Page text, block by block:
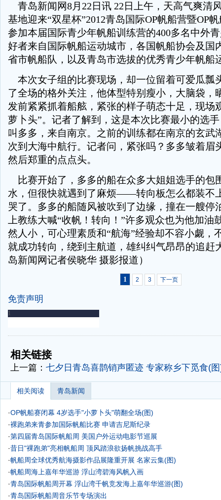
青岛新闻网8月22日讯 22日上午，天高气爽清
基地迎来“双星杯”2012青岛国际OP帆船营暨OP
参加本届国际青少年帆船训练营的400多名中外
好者来自国际帆船运动城市，各国帆船协会及国
省市帆船队，以及青岛市选拔的优秀青少年帆船
本次女子组的比赛现场，却一位留着可爱瓜瓢
了全场的格外关注，他体型特别瘦小，大脑袋，
发前紧紧抓着船舷，紧张的样子萌态十足，现场
萝卜头”。记者了解到，这是本次比赛最小的选
叫多多，来自南京。之前的训练都在南京的玄武
次到大海中航行。记者问，紧张吗？多多皱着眉
然后郑重的点点头。
比赛开始了，多多的船在众多大姐姐选手的包
水，但很快就遇到了麻烦——转向板怎么都装不
哭了。多多的船随风被吹到了边缘，撞在一艘停
上教练大喊“收帆！转向！”许多观众也为他加油
然人小，可心理素质和“航海”经验却不容小觑，
就成功转向，绕到主航道，雄纠纠气昂昂的追赶
岛新闻网记者侯晓华 摄影报道）
1 2 3 下一页
免责声明
-
相关链接
上一篇： 七夕日青岛喜鹊销声匿迹 专家称乡下觅食(
相关阅读 青岛新闻
·OP帆船赛闭幕 4岁选手"小萝卜头"萌翻全场(图)
·裸跑弟来青参加国际帆船比赛 申请吉尼斯纪录
·第四届青岛国际帆船周 美国户外运动电影节巡展
·昔日"裸跑弟"亮相帆船周 顶风踏浪欲扬帆挑战高手
·帆船周全球优秀航海摄影作品展隆重开展 名家云集(图)
·帆船周海上嘉年华巡游 浮山湾碧海风帆入画
·青岛国际帆船周开幕 浮山湾千帆竞发海上嘉年华巡游(图)
·青岛国际帆船周音乐节专场演出